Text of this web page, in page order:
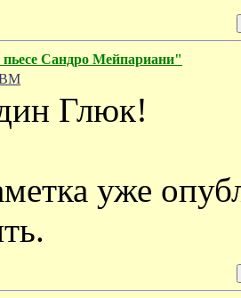
Сандро Мейпариани"
Глюк!
уже